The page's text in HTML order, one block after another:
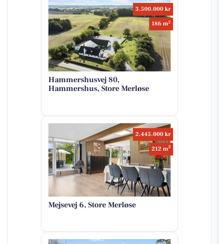
3.500.000 kr
186 m2
Hammershusvej 80,
Hammershus, Store Merløse
2.445.000 kr
212 m2
Mejsevej 6, Store Merløse